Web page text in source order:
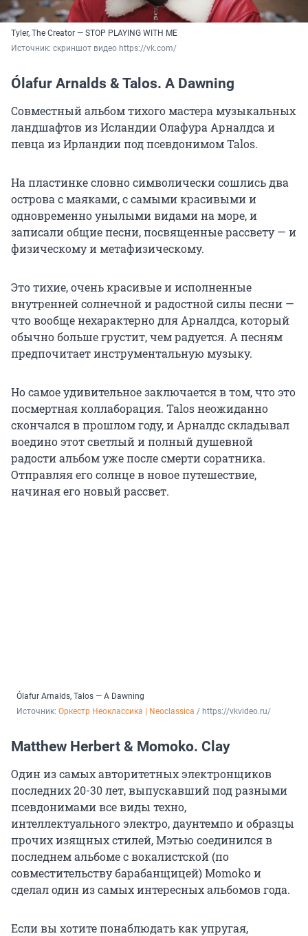
Tyler, The Creator — STOP PLAYING WITH ME
Источник: скриншот видео https://vk.com/
Ólafur Arnalds & Talos. A Dawning
Совместный альбом тихого мастера музыкальных
ландшафтов из Исландии Олафура Арналдса и
певца из Ирландии под псевдонимом Talos.
На пластинке словно символически сошлись два
острова с маяками, с самыми красивыми и
одновременно унылыми видами на море, и
записали общие песни, посвященные рассвету — и
физическому и метафизическому.
Это тихие, очень красивые и исполненные
внутренней солнечной и радостной силы песни —
что вообще нехарактерно для Арналдса, который
обычно больше грустит, чем радуется. А песням
предпочитает инструментальную музыку.
Но самое удивительное заключается в том, что это
посмертная коллаборация. Talos неожиданно
скончался в прошлом году, и Арналдс складывал
воедино этот светлый и полный душевной
радости альбом уже после смерти соратника.
Отправляя его солнце в новое путешествие,
начиная его новый рассвет.
Ólafur Arnalds, Talos — A Dawning
Источник: Оркестр Неоклассика | Neoclassica / https://vkvideo.ru/
Matthew Herbert & Momoko. Clay
Один из самых авторитетных электронщиков
последних 20-30 лет, выпускавший под разными
псевдонимами все виды техно,
интеллектуального электро, даунтемпо и образцы
прочих изящных стилей, Мэтью соединился в
последнем альбоме с вокалистской (по
совместительству барабанщицей) Momoko и
сделал один из самых интересных альбомов года.
Если вы хотите понаблюдать как упругая,